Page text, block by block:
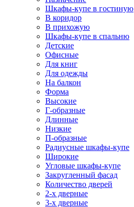
Шкафы-купе в гостиную
В коридор
В прихожую
Шкафы-купе в спальню
Детские
Офисные
Для книг
Для одежды
На балкон
Форма
Высокие
Г-образные
Длинные
Низкие
П-образные
Радиусные шкафы-купе
Широкие
Угловые шкафы-купе
Закругленный фасад
Количество дверей
2-х дверные
3-х дверные